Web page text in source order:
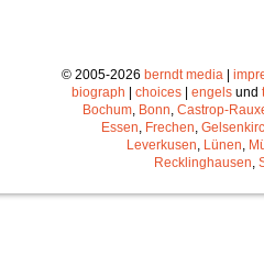
© 2005-2026 berndt media |
biograph | choices | engels und
Bochum Bonn Castrop-
Essen Frechen
Leverkusen Lünen
Recklinghausen